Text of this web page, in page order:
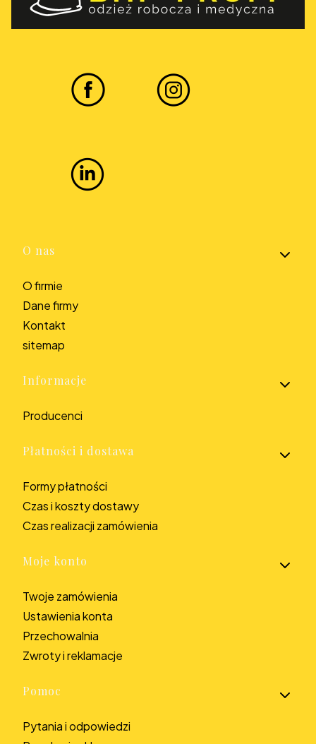
Linki w stopce
O nas
O firmie
Dane firmy
Kontakt
sitemap
Informacje
Producenci
Płatności i dostawa
Formy płatności
Czas i koszty dostawy
Czas realizacji zamówienia
Moje konto
Twoje zamówienia
Ustawienia konta
Przechowalnia
Zwroty i reklamacje
Pomoc
Pytania i odpowiedzi